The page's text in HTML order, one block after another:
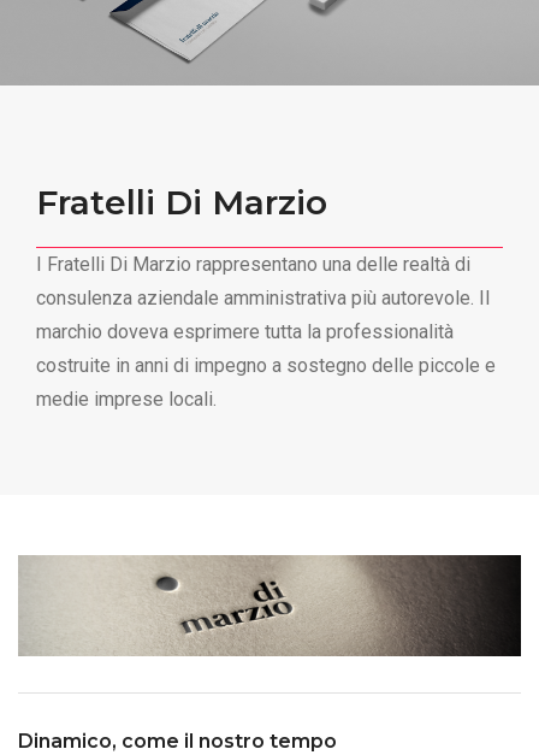
Fratelli Di Marzio
I Fratelli Di Marzio rappresentano una delle realtà di
consulenza aziendale amministrativa più autorevole. Il
marchio doveva esprimere tutta la professionalità
costruite in anni di impegno a sostegno delle piccole e
medie imprese locali.
Dinamico, come il nostro tempo